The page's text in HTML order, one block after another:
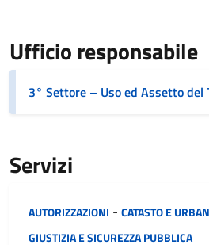
Ufficio responsabile
3° Settore – Uso ed Assetto del
Servizi
Categoria:
AUTORIZZAZIONI - CATASTO E
GIUSTIZIA E SICUREZZA PUBBLICA